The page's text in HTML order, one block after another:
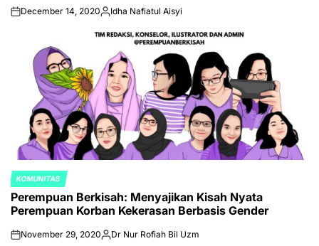
onDecember 14, 2020Posted
Idha Nafiatul Aisyi
POSTED
IN
KOMUNITAS
Perempuan Berkisah: Menyajikan Kisah Nyata
Perempuan Korban Kekerasan Berbasis Gender
onNovember 29, 2020Posted
Dr Nur Rofiah Bil Uzm